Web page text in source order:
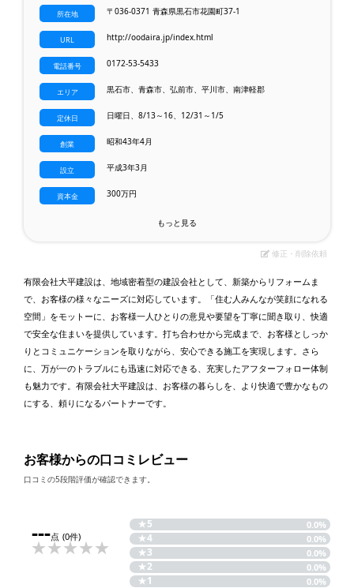
所在地 〒036-0371 青森県黒石市花園町37-1
URL http://oodaira.jp/index.html
電話番号 0172-53-5433
エリア 黒石市、青森市、弘前市、平川市、南津軽郡
定休日 日曜日、8/13～16、12/31～1/5
創業 昭和43年4月
設立 平成3年3月
資本金 300万円
もっと見る
修正・削除依頼
有限会社大平建設は、地域密着型の建設会社として、新築からリフォームま
で、お客様の様々なニーズに対応しています。「住む人みんなが笑顔になれる
空間」をモットーに、お客様一人ひとりの意見や要望を丁寧に聞き取り、快適
で安全な住まいを提供しています。打ち合わせから完成まで、お客様としっか
りとコミュニケーションを取りながら、安心できる施工を実現します。さら
に、万が一のトラブルにも迅速に対応できる、充実したアフターフォロー体制
も魅力です。有限会社大平建設は、お客様の暮らしを、より快適で豊かなもの
にする、頼りになるパートナーです。
お客様からの口コミレビュー
口コミの5段階評価が確認できます。
---点 (0件)
★5 0.0%
★4 0.0%
★3 0.0%
★2 0.0%
★1 0.0%